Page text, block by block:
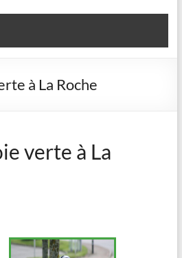
à La Roche
verte à La